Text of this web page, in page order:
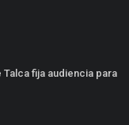
fija audiencia para